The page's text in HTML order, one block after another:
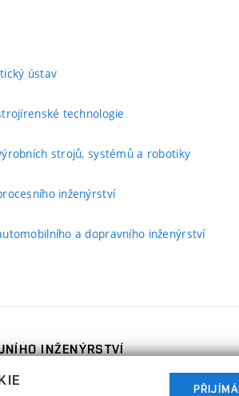
ústav
technologie
strojů, systémů a robotiky
inženýrství
a dopravního inženýrství
INŽENÝRSTVÍ